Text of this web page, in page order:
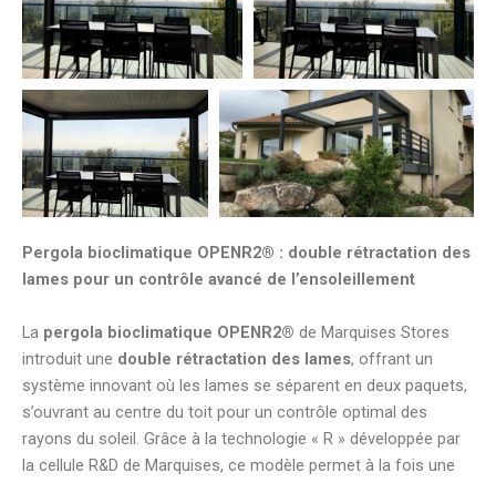
Pergola bioclimatique OPENR2® : double rétractation des
lames pour un contrôle avancé de l’ensoleillement
La pergola bioclimatique OPENR2® de Marquises Stores
introduit une double rétractation des lames, offrant un
système innovant où les lames se séparent en deux paquets,
s’ouvrant au centre du toit pour un contrôle optimal des
rayons du soleil. Grâce à la technologie « R » développée par
la cellule R&D de Marquises, ce modèle permet à la fois une